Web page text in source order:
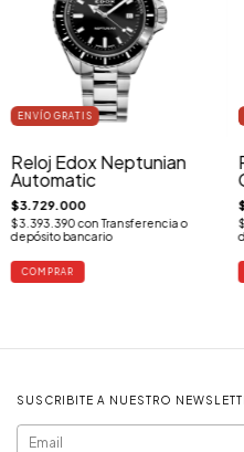
ENVÍO GRATIS
Reloj Edox Neptunian
Automatic
$3.729.000
$3.393.390con Transferencia o
depósito bancario
SUSCRIBITE A NUESTRO